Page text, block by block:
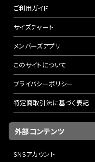
ご利用ガイド
サイズチャート
メンバーズアプリ
このサイトについて
プライバシーポリシー
特定商取引法に基づく表記
外部コンテンツ
SNSアカウント